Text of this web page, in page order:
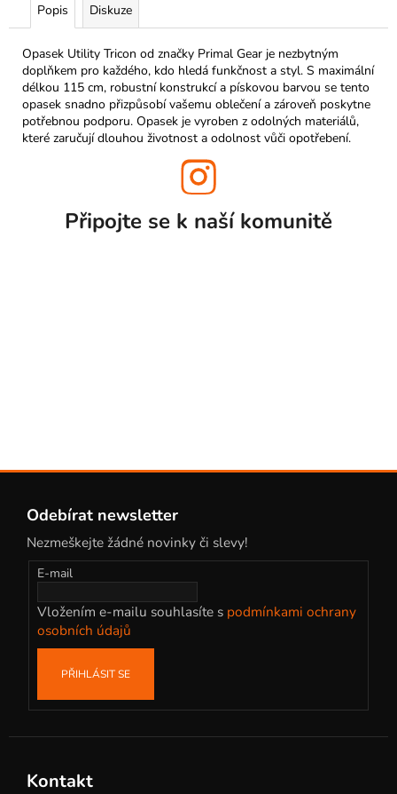
Popis Diskuze
Opasek Utility Tricon od značky Primal Gear je nezbytným
doplňkem pro každého, kdo hledá funkčnost a styl. S maximální
délkou 115 cm, robustní konstrukcí a pískovou barvou se tento
opasek snadno přizpůsobí vašemu oblečení a zároveň poskytne
potřebnou podporu. Opasek je vyroben z odolných materiálů,
které zaručují dlouhou životnost a odolnost vůči opotřebení.
Připojte se k naší komunitě
Odebírat newsletter
Nezmeškejte žádné novinky či slevy!
E-mail
Vložením e-mailu souhlasíte s podmínkami ochrany
osobních údajů
PŘIHLÁSIT SE
Kontakt